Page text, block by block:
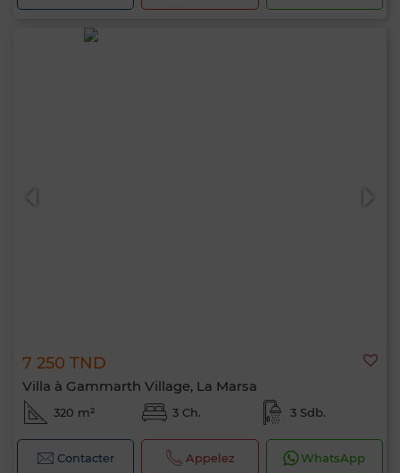
7 250 TND
Villa à Gammarth Village, La Marsa
320 m² 3 Ch. 3 Sdb.
Contacter Appelez WhatsApp